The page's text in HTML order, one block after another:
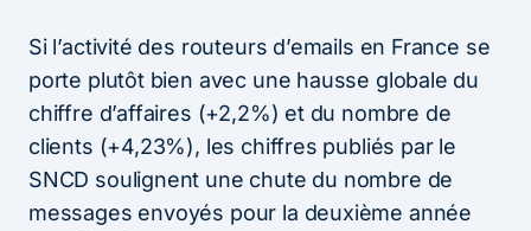
Si l’activité des routeurs d’emails en France se
porte plutôt bien avec une hausse globale du
chiffre d’affaires (+2,2%) et du nombre de
clients (+4,23%), les chiffres publiés par le
SNCD soulignent une chute du nombre de
messages envoyés pour la deuxième année